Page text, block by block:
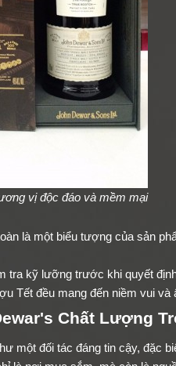
vị độc đáo và mềm mại
là một biểu tượng của sản
tra kỹ lưỡng trước khi quyết
Tết đều mang đến niềm vui và
Chất Lượng
một đối tác đáng tin cậy, đặc